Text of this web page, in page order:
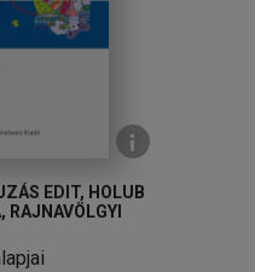
EDIT, HOLUB
RAJNAVÖLGYI